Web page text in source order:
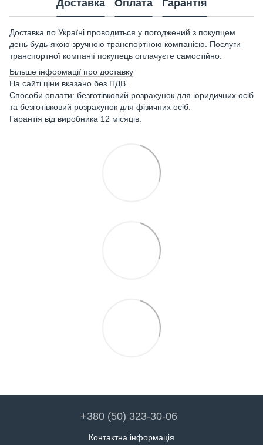
Доставка Оплата Гарантія
Доставка по Україні проводиться у погоджений з покупцем
день будь-якою зручною транспортною компанією. Послуги
транспортної компанії покупець оплачуєте самостійно.
Більше інформації про доставку
На сайті ціни вказано без ПДВ.
Способи оплати: безготівковий розрахунок для юридичних осіб
та безготівковий розрахунок для фізичних осіб.
Гарантія від виробника 12 місяців.
+380 (50) 323-30-06
Контактна інформація